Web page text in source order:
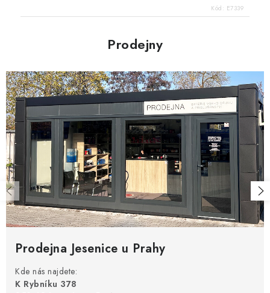
Kód: E7339
Prodejny
Prodejna Jesenice u Prahy
Kde nás najdete:
K Rybníku 378